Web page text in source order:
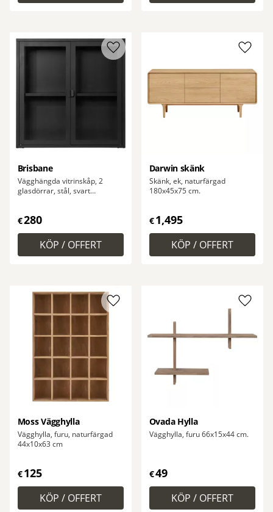
Brisbane
Vägghängda vitrinskåp, 2
glasdörrar, stål, svart
€280
Lägg till i favoriter
Darwin skänk
Skänk, ek, naturfärgad
180x45x75 cm.
€1,495
Lägg
Moss Vägghylla
Vägghylla, furu, naturfärgad
44x10x63 cm
€125
Lägg till i favoriter
Ovada Hylla
Vägghylla, furu 66x15x44 cm.
€49
Lägg